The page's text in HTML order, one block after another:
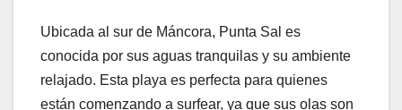
Ubicada al sur de Máncora, Punta Sal es
conocida por sus aguas tranquilas y su ambiente
relajado. Esta playa es perfecta para quienes
están comenzando a surfear, ya que sus olas son